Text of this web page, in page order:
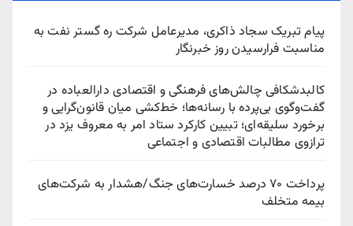
پیام تبریک سجاد ذاکری، مدیرعامل شرکت ره‌ گستر نفت به
مناسبت فرارسیدن روز خبرنگار
کالبدشکافی چالش‌های فرهنگی و اقتصادی دارالعباده در
گفت‌وگوی بی‌پرده با رسانه‌ها؛ خط‌کشی میان قانون‌گرایی و
برخورد سلیقه‌ای؛ تبیین کارکرد ستاد امر به معروف یزد در
ترازوی مطالبات اقتصادی و اجتماعی
پرداخت ۷۰ درصد خسارت‌های جنگ/هشدار به شرکت‌های
بیمه متخلف